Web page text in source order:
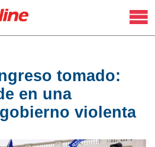
tomado:
en una
violenta